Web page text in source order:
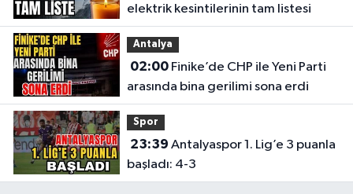
elektrik kesintilerinin tam listesi
Antalya
02:00Finike’de CHP ile Yeni Parti
arasında bina gerilimi sona erdi
Spor
23:39
başladı: 4-3